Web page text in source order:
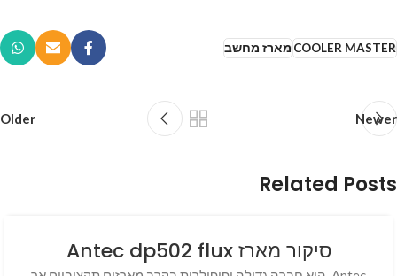
COOLER MASTERמארז מחשב
Newer
Older
Related Posts
סיקור מארז Antec dp502 flux